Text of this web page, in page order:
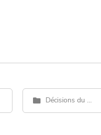
Décisions du Maire